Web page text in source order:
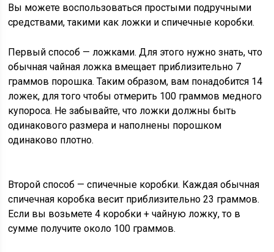
Вы можете воспользоваться простыми подручными
средствами, такими как ложки и спичечные коробки.
Первый способ — ложками. Для этого нужно знать, что
обычная чайная ложка вмещает приблизительно 7
граммов порошка. Таким образом, вам понадобится 14
ложек, для того чтобы отмерить 100 граммов медного
купороса. Не забывайте, что ложки должны быть
одинакового размера и наполнены порошком
одинаково плотно.
Второй способ — спичечные коробки. Каждая обычная
спичечная коробка весит приблизительно 23 граммов.
Если вы возьмете 4 коробки + чайную ложку, то в
сумме получите около 100 граммов.